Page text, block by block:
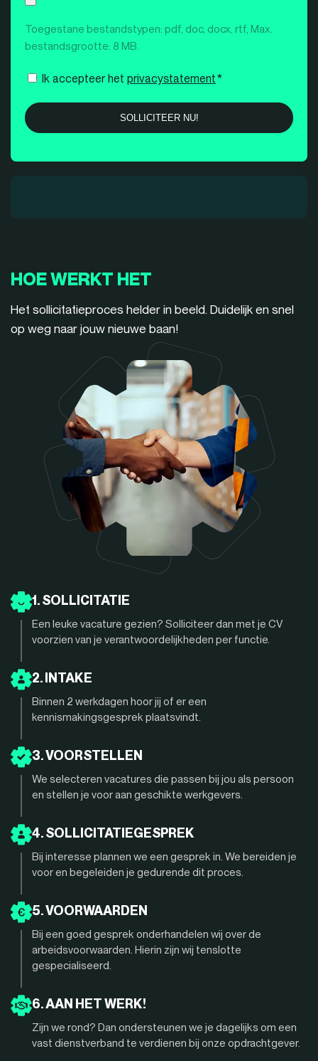
Toegestane bestandstypen: pdf, doc, docx, rtf, Max.
bestandsgrootte: 8 MB.
Instemming
Ik accepteer het privacystatement*
HOE WERKT HET
Het sollicitatieproces helder in beeld. Duidelijk en snel
op weg naar jouw nieuwe baan!
1. SOLLICITATIE
Een leuke vacature gezien? Solliciteer dan met je CV
voorzien van je verantwoordelijkheden per functie.
2. INTAKE
Binnen 2 werkdagen hoor jij of er een
kennismakingsgesprek plaatsvindt.
3. VOORSTELLEN
We selecteren vacatures die passen bij jou als persoon
en stellen je voor aan geschikte werkgevers.
4. SOLLICITATIEGESPREK
Bij interesse plannen we een gesprek in. We bereiden je
voor en begeleiden je gedurende dit proces.
5. VOORWAARDEN
Bij een goed gesprek onderhandelen wij over de
arbeidsvoorwaarden. Hierin zijn wij tenslotte
gespecialiseerd.
6. AAN HET WERK!
Zijn we rond? Dan ondersteunen we je dagelijks om een
vast dienstverband te verdienen bij onze opdrachtgever.